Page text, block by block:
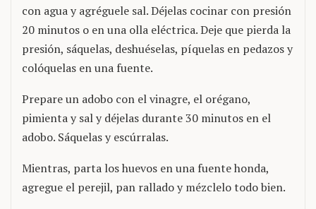
con agua y agréguele sal. Déjelas cocinar con presión
20 minutos o en una olla eléctrica. Deje que pierda la
presión, sáquelas, deshuéselas, píquelas en pedazos y
colóquelas en una fuente.
Prepare un adobo con el vinagre, el orégano,
pimienta y sal y déjelas durante 30 minutos en el
adobo. Sáquelas y escúrralas.
Mientras, parta los huevos en una fuente honda,
agregue el perejil, pan rallado y mézclelo todo bien.